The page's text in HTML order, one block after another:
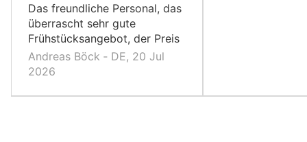
Das freundliche Personal, das
überrascht sehr gute
Frühstücksangebot, der Preis
Andreas Böck ‐ DE, 20 Jul
2026